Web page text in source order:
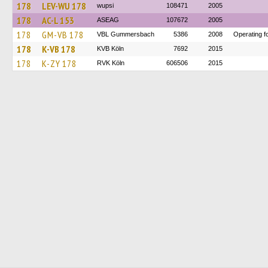
178 LEV-WU 178 wupsi 108471 2005
178 AC-L 153 ASEAG 107672 2005
178 GM-VB 178 VBL Gummersbach 5386 2008 Operating
178 K-VB 178 KVB Köln 7692 2015
178 K-ZY 178 RVK Köln 606506 2015